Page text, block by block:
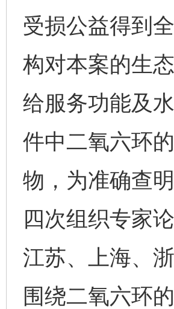
受损公益得到
构对本案的生
给服务功能及
件中二氧六环
物，为准确查
四次组织专家
江苏、上海、
围绕二氧六环